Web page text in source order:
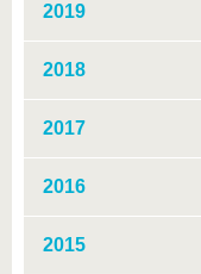
2019
2018
2017
2016
2015